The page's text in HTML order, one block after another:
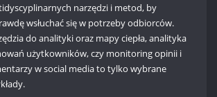
narzędzi i metod, by
wsłuchać się w potrzeby odbiorców.
do analityki oraz mapy ciepła, analityka
użytkowników, czy monitoring opinii i
w social media to tylko wybrane